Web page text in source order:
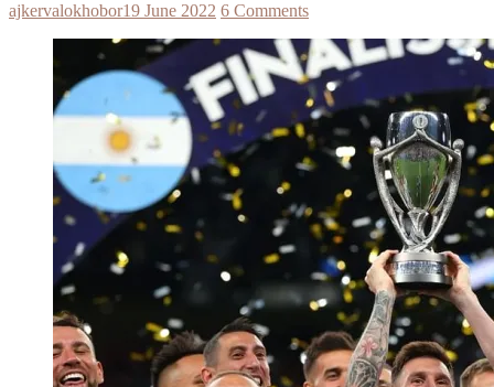
ajkervalokhobor19 June 2022 6 Comments